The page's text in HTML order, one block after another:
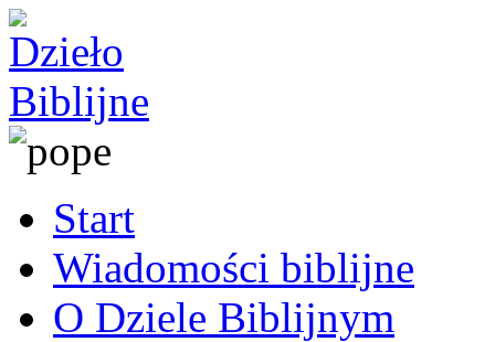
Start
Wiadomości biblijne
O Dziele Biblijnym